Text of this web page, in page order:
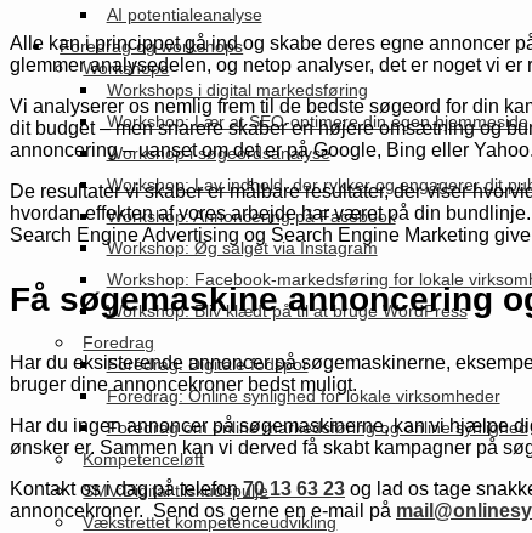
AI potentialeanalyse
Foredrag og workshops
Workshops
Workshops i digital markedsføring
Workshop: Lær at SEO-optimere din egen hjemmeside
Workshop i søgeordsanalyse
Workshop: Lav indhold, der rykker og engagerer dit
Workshop: Annoncering på Facebook
Workshop: Øg salget via Instagram
Workshop: Facebook-markedsføring for lokale
Workshop: Bliv klædt på til at bruge WordPress
Foredrag
Foredrag: Digitale fodspor
Foredrag: Online synlighed for lokale virksomheder
Foredrag om online markedsføring og online synlighed
Kompetenceløft
SMV:Digital tilskudspulje
Vækstrettet kompetenceudvikling
Alle kan i princippet gå ind og skabe deres egne annoncer
glemmer analysedelen, og netop analyser, det er noget vi
Vi analyserer os nemlig frem til de bedste søgeord for din
dit budget – men snarere skaber en højere omsætning og
annoncering – uanset om det er på Google, Bing eller Yahoo.
De resultater vi skaber er målbare resultater, der viser
hvordan effekten af vores arbejde har været på din
Search Engine Advertising og Search Engine Marketing
Få søgemaskine annoncering
Har du eksisterende annoncer på søgemaskinerne,
bruger dine annoncekroner bedst muligt.
Har du ingen annoncer på søgemaskinerne, kan vi hjælpe
ønsker er. Sammen kan vi derved få skabt kampagner på
Kontakt os i dag på telefon70 13 63 23 og lad os tage
annoncekroner. Send os gerne en e-mail på